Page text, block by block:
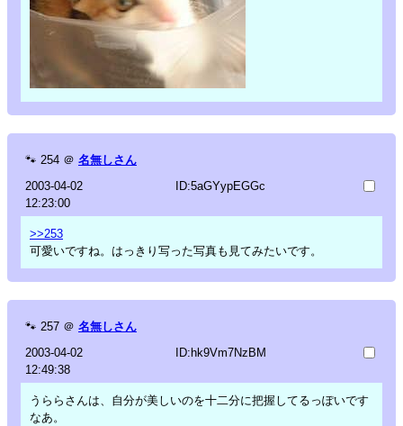
🐾 254 ＠ 名無しさん
2003-04-02
12:23:00
ID:5aGYypEGGc
>>253
可愛いですね。はっきり写った写真も見てみたいです。
🐾 257 ＠ 名無しさん
2003-04-02
12:49:38
ID:hk9Vm7NzBM
うららさんは、自分が美しいのを十二分に把握してるっぽいです
なあ。